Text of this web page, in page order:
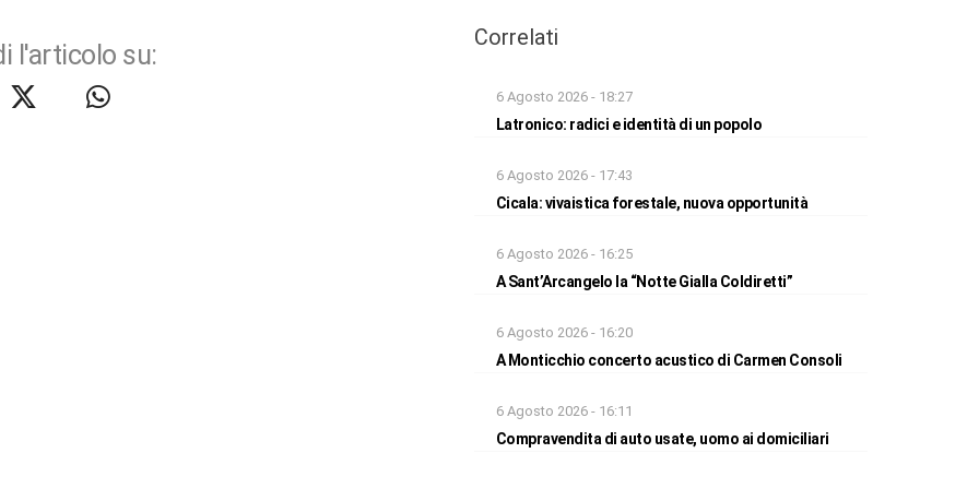
l'articolo su:
Correlati
6 Agosto 2026 - 18:27
Latronico: radici e identità di un popolo
6 Agosto 2026 - 17:43
Cicala: vivaistica forestale, nuova opportunità
6 Agosto 2026 - 16:25
A Sant’Arcangelo la “Notte Gialla Coldiretti”
6 Agosto 2026 - 16:20
A Monticchio concerto acustico di Carmen Consoli
6 Agosto 2026 - 16:11
Compravendita di auto usate, uomo ai domiciliari